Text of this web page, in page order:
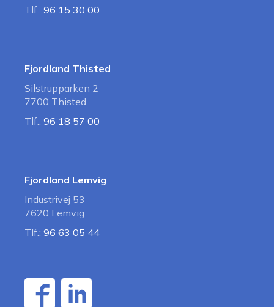
Tlf.: 96 15 30 00
Fjordland Thisted
Silstrupparken 2
7700 Thisted
Tlf.: 96 18 57 00
Fjordland Lemvig
Industrivej 53
7620 Lemvig
Tlf.: 96 63 05 44